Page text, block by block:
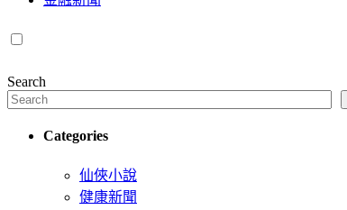
Search
Categories
仙俠小說
健康新聞